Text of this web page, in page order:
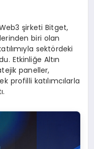
şirketi Bitget,
biri olan
sektördeki
Etkinliğe Altın
paneller,
profilli katılımcılarla